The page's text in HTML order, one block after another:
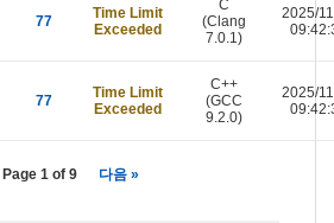
77
Time Limit
Exceeded
C
(Clang
7.0.1)
2025/
77
Time Limit
Exceeded
C++
(GCC
9.2.0)
2025/
Page 1 of 9 다음 »